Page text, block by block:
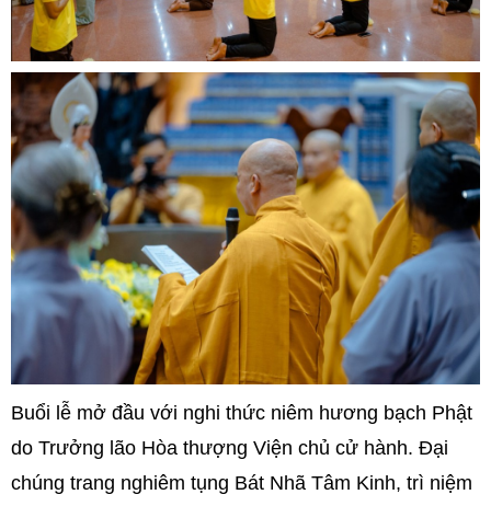
Buổi lễ mở đầu với nghi thức niêm hương bạch Phật
do Trưởng lão Hòa thượng Viện chủ cử hành. Đại
chúng trang nghiêm tụng Bát Nhã Tâm Kinh, trì niệm